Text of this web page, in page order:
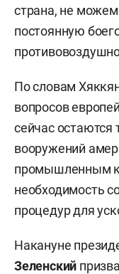
страна, не можем
постоянную
По словам
вопросов
сейчас остаются
вооружений
промышленным
необходимость
процедур для
Накануне
Зеленский